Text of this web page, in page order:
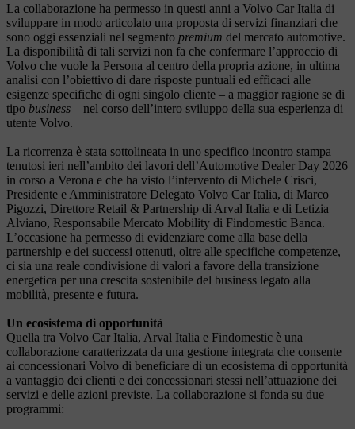
La collaborazione ha permesso in questi anni a Volvo Car Italia di
sviluppare in modo articolato una proposta di servizi finanziari che
sono oggi essenziali nel segmento premium del mercato automotive.
La disponibilità di tali servizi non fa che confermare l’approccio di
Volvo che vuole la Persona al centro della propria azione, in ultima
analisi con l’obiettivo di dare risposte puntuali ed efficaci alle
esigenze specifiche di ogni singolo cliente – a maggior ragione se di
tipo business – nel corso dell’intero sviluppo della sua esperienza di
utente Volvo.
La ricorrenza è stata sottolineata in uno specifico incontro stampa
tenutosi ieri nell’ambito dei lavori dell’Automotive Dealer Day 2026
in corso a Verona e che ha visto l’intervento di Michele Crisci,
Presidente e Amministratore Delegato Volvo Car Italia, di Marco
Pigozzi, Direttore Retail & Partnership di Arval Italia e di Letizia
Alviano, Responsabile Mercato Mobility di Findomestic Banca.
L’occasione ha permesso di evidenziare come alla base della
partnership e dei successi ottenuti, oltre alle specifiche competenze,
ci sia una reale condivisione di valori a favore della transizione
energetica per una crescita sostenibile del business legato alla
mobilità, presente e futura.
Un ecosistema di opportunità
Quella tra Volvo Car Italia, Arval Italia e Findomestic è una
collaborazione caratterizzata da una gestione integrata che consente
ai concessionari Volvo di beneficiare di un ecosistema di opportunità
a vantaggio dei clienti e dei concessionari stessi nell’attuazione dei
servizi e delle azioni previste. La collaborazione si fonda su due
programmi: